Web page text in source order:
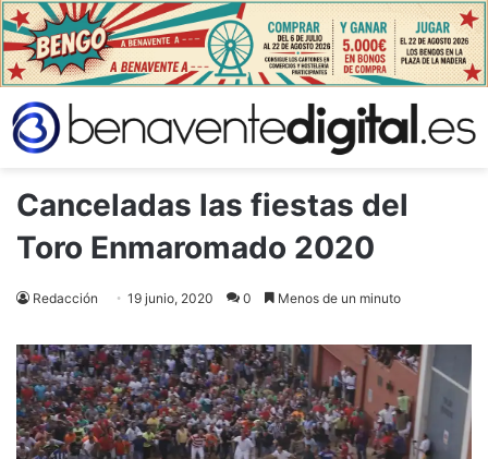
Canceladas las fiestas del
Toro Enmaromado 2020
Redacción 19 junio, 2020 0 Menos de un minuto